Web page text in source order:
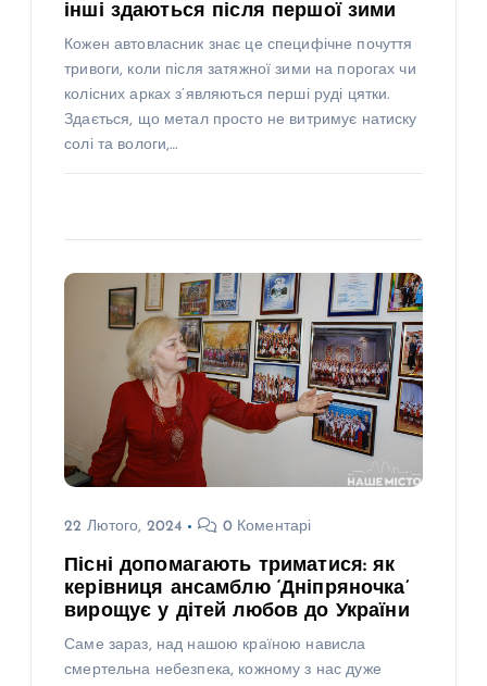
інші здаються після першої зими
Кожен автовласник знає це специфічне почуття
тривоги, коли після затяжної зими на порогах чи
колісних арках з’являються перші руді цятки.
Здається, що метал просто не витримує натиску
солі та вологи,…
22 Лютого, 2024 0 Коментарі
Пісні допомагають триматися: як
керівниця ансамблю ‘Дніпряночка’
вирощує у дітей любов до України
Саме зараз, над нашою країною нависла
смертельна небезпека, кожному з нас дуже